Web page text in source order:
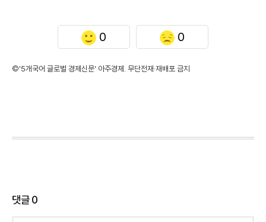
0 0
©'5개국어 글로벌 경제신문' 아주경제. 무단전재·재배포 금지
댓글0